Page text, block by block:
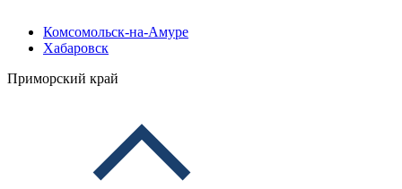
Комсомольск-на-Амуре
Хабаровск
Приморский край